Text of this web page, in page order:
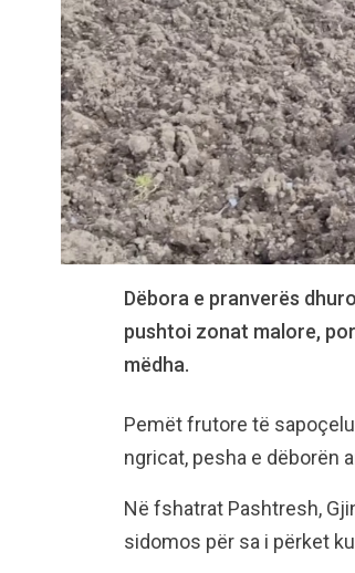
Dëbora e pranverës
pushtoi zonat malore,
mëdha.
Pemët frutore të
ngricat, pesha e dëborën
Në fshatrat Pashtresh,
sidomos për sa i përket